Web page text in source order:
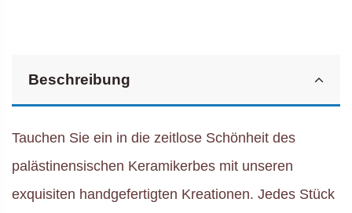
Beschreibung
Tauchen Sie ein in die zeitlose Schönheit des
palästinensischen Keramikerbes mit unseren
exquisiten handgefertigten Kreationen. Jedes Stück